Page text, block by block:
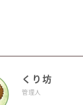
くり坊
管理人